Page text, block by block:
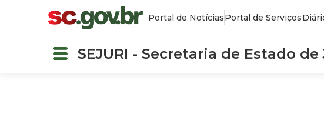
Portal de NotíciasPortal de Serviços
SEJURI - Secretaria de Estado